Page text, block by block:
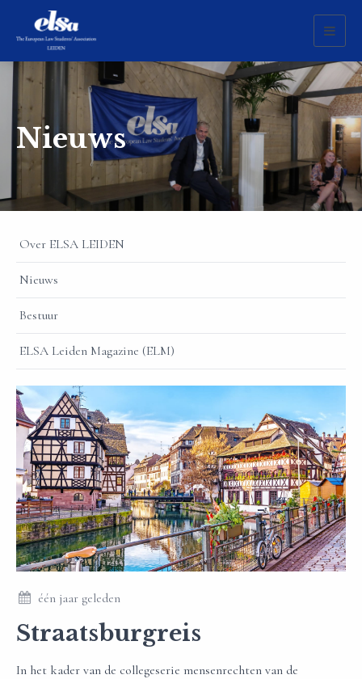
Nieuws
Over ELSA LEIDEN
Nieuws
Bestuur
ELSA Leiden Magazine (ELM)
één jaar geleden
Straatsburgreis
In het kader van de collegeserie mensenrechten van de